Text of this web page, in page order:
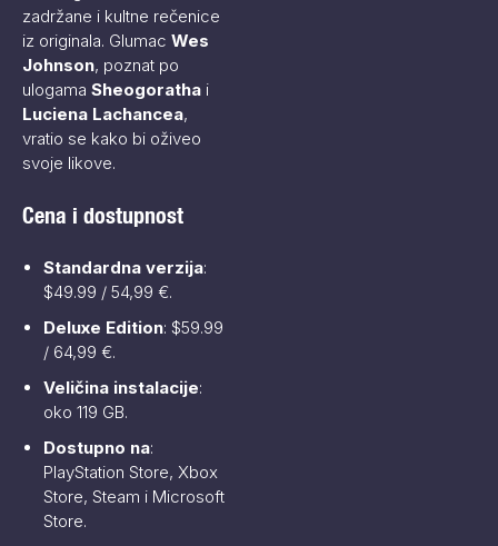
zadržane i kultne rečenice
iz originala. Glumac Wes
Johnson, poznat po
ulogama Sheogoratha i
Luciena Lachancea,
vratio se kako bi oživeo
svoje likove.
Cena i dostupnost
Standardna verzija:
$49.99 / 54,99 €.
Deluxe Edition: $59.99
/ 64,99 €.
Veličina instalacije:
oko 119 GB.
Dostupno na:
PlayStation Store, Xbox
Store, Steam i Microsoft
Store​.